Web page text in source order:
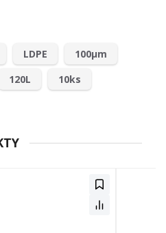
LDPE
100µm
120L 10ks